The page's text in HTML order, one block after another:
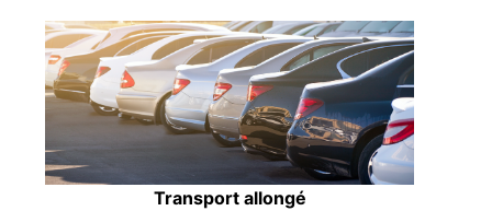
Transport allongé